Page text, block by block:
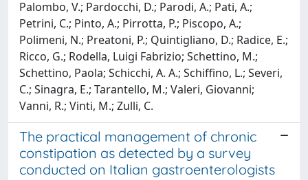
Palombo, V.; Pardocchi, D.; Parodi, A.; Pati, A.;
Petrini, C.; Pinto, A.; Pirrotta, P.; Piscopo, A.;
Polimeni, N.; Preatoni, P.; Quintigliano, D.; Radice, E.;
Ricco, G.; Rodella, Luigi Fabrizio; Schettino, M.;
Schettino, Paola; Schicchi, A. A.; Schiffino, L.; Severi,
C.; Sinagra, E.; Tarantello, M.; Valeri, Giovanni;
Vanni, R.; Vinti, M.; Zulli, C.
The practical management of chronic
constipation as detected by a survey
conducted on Italian gastroenterologists